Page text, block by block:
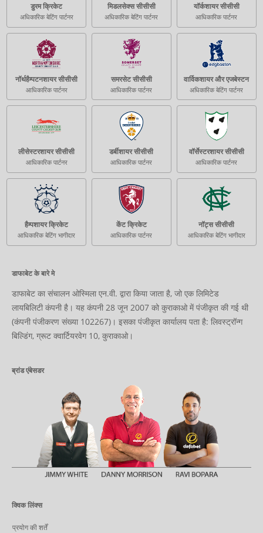
डुरम क्रिकेट
अधिकारिक बेटिंग पार्टनर
मिडलसेक्स सीसीसी
अधिकारिक बेटिंग पार्टनर
यॉर्कशायर सीसीसी
आधिकारिक पार्टनर
नॉर्थहैम्पटनशायर सीसीसी
आधिकारिक पार्टनर
समरसेट सीसीसी
आधिकारिक पार्टनर
वार्विकशायर और एजबेस्टन
अधिकारिक बेटिंग पार्टनर
लीसेस्टरशायर सीसीसी
आधिकारिक पार्टनर
डर्बीशायर सीसीसी
आधिकारिक पार्टनर
वॉर्सेस्टरशायर सीसीसी
आधिकारिक पार्टनर
हैम्पशायर क्रिकेट
आधिकारिक बेटिंग भागीदार
केंट क्रिकेट
आधिकारिक पार्टनर
नॉट्स सीसीसी
आधिकारिक बेटिंग भागीदार
डाफाबेट के बारे मे
डाफाबेट का संचालन ओस्मिला एन.वी. द्वारा किया जाता है, जो एक लिमिटेड
लायबिलिटी कंपनी है। यह कंपनी 28 जून 2007 को कुराकाओ में पंजीकृत की गई थी
(कंपनी पंजीकरण संख्या 102267)। इसका पंजीकृत कार्यालय पता है: लिवस्ट्रॉन्ग
बिल्डिंग, ग्रूट क्वार्टियरवेग 10, कुराकाओ।
ब्रांड एंबेसडर
क्विक लिंक्स
प्रयोग की शर्तें